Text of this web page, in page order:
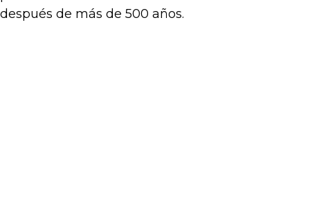
después de más de 500 años.